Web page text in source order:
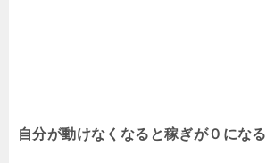
自分が動けなくなると稼ぎが０になる